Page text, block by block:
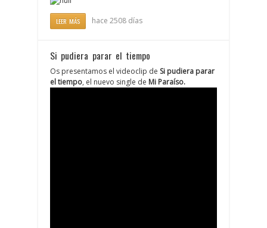
LEER MÁS hace 2508 días
Si pudiera parar el tiempo
Os presentamos el videoclip de Si pudiera parar
el tiempo, el nuevo single de Mi Paraíso.